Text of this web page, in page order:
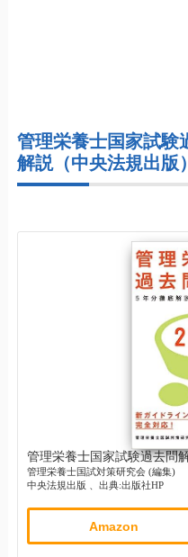
管理栄養士国家試験
解説（中央法規出版）
管理栄養士国家試験過去問
管理栄養士国試対策研究会 (編集)
中央法規出版 、出典:出版社HP
Amazon